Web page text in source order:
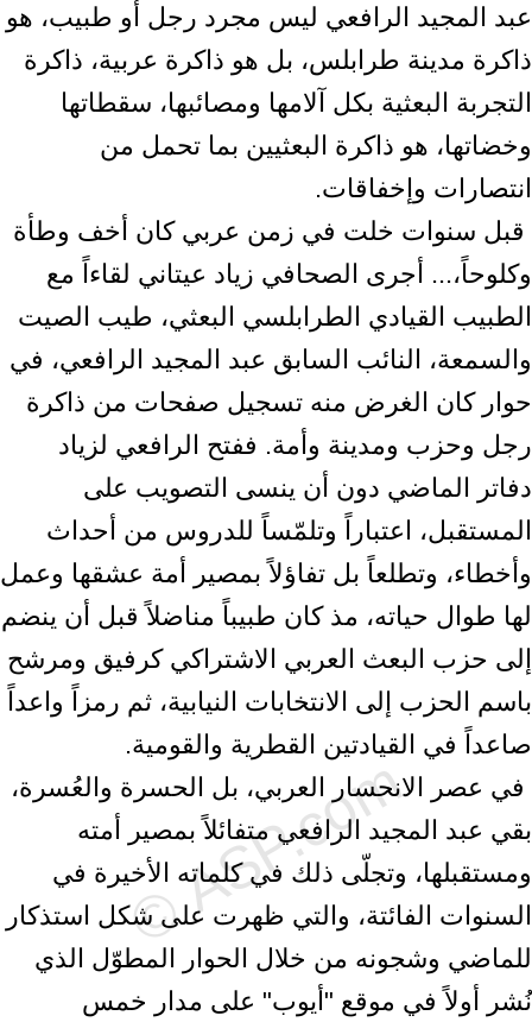
عبد المجيد الرافعي ليس مجرد رجل أو طبيب، هو
ذاكرة مدينة طرابلس، بل هو ذاكرة ‏عربية، ذاكرة
التجربة البعثية بكل آلامها ومصائبها، سقطاتها
وخضاتها، هو ذاكرة البعثيين ‏بما تحمل من
انتصارات وإخفاقات.‏ ‎
‎ قبل سنوات خلت في زمن عربي كان أخف وطأة
وكلوحاً،... أجرى الصحافي زياد عيتاني ‏لقاءاً مع
الطبيب القيادي الطرابلسي البعثي، طيب الصيت
والسمعة، النائب السابق عبد ‏المجيد الرافعي، في
حوار كان الغرض منه تسجيل صفحات من ذاكرة
رجل وحزب ومدينة ‏وأمة. ففتح الرافعي لزياد
دفاتر الماضي دون أن ينسى التصويب على
المستقبل، اعتباراً ‏وتلمّساً للدروس من أحداث
وأخطاء، وتطلعاً بل تفاؤلاً بمصير أمة عشقها وعمل
لها طوال ‏حياته، مذ كان طبيباً مناضلاً قبل أن ينضم
إلى حزب البعث العربي الاشتراكي كرفيق ‏ومرشح
باسم الحزب إلى الانتخابات النيابية، ثم رمزاً واعداً
صاعداً في القيادتين القطرية ‏والقومية.‏ ‎
‎ في عصر الانحسار العربي، بل الحسرة والعُسرة،
بقي عبد المجيد الرافعي متفائلاً بمصير ‏أمته
ومستقبلها، وتجلّى ذلك في كلماته الأخيرة في
السنوات الفائتة، والتي ظهرت على ‏شكل استذكار
للماضي وشجونه من خلال الحوار المطوّل الذي
نُشر أولاً في موقع "أيوب" ‏على مدار خمس